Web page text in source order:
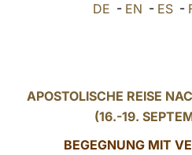
DE - EN - ES -
APOSTOLISCHE REISE
(16.-19.
BEGEGNUNG MIT